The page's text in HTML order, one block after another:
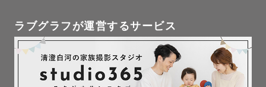
ラブグラフが運営するサービス